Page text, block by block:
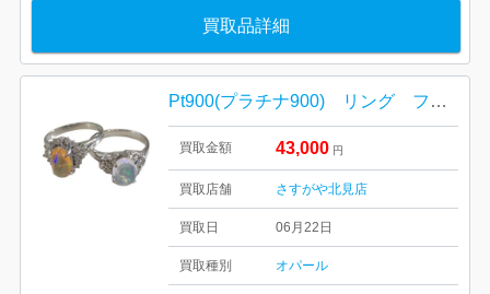
買取品詳細
Pt900(プラチナ900) リング ファイアオパール1.13ct/ダイヤ0.02ct ウォーターオパール1.22ct/ダイヤ0.06ct
買取金額 43,000 円
買取店舗 さすがや北見店
買取日 06月22日
買取種別 オパール